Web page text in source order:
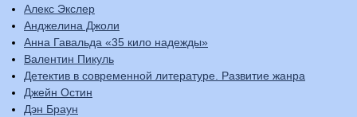
Алекс Экслер
Анджелина Джоли
Анна Гавальда «35 кило надежды»
Валентин Пикуль
Детектив в современной литературе. Развитие жанра
Джейн Остин
Дэн Браун